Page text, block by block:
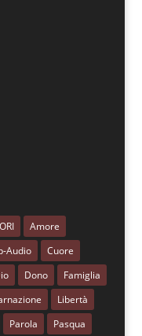
Amore
Audio
Cuore
Dono
Famiglia
Libertà
Parola
Pasqua